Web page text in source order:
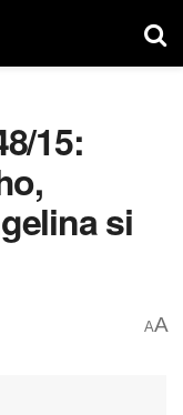
15:
si
AA